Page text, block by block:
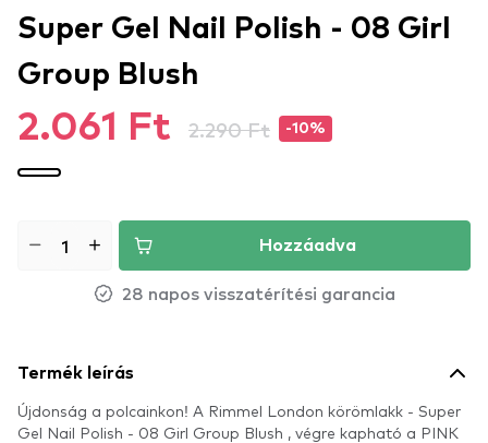
Super Gel Nail Polish - 08 Girl
Group Blush
2.061 Ft 2.290 Ft -10%
Hozzáadva
28 napos visszatérítési garancia
Termék leírás
Újdonság a polcainkon! A Rimmel London körömlakk - Super
Gel Nail Polish - 08 Girl Group Blush , végre kapható a PINK